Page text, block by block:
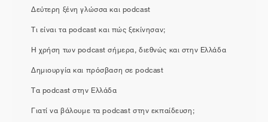
Δεύτερη ξένη γλώσσα και podcast
Τι είναι τα podcast και πώς ξεκίνησαν;
Η χρήση των podcast σήμερα, διεθνώς και στην Ελλάδα
Δημιουργία και πρόσβαση σε podcast
Τα podcast στην Ελλάδα
Γιατί να βάλουμε τα podcast στην εκπαίδευση;